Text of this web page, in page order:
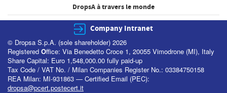
DropsA à travers le monde
Company Intranet
© Dropsa S.p.A. (sole shareholder) 2026
Registered Office: Via Benedetto Croce 1, 20055 Vimodrone (MI), Italy
Share Capital: Euro 1,548,000.00 fully paid-up
Tax Code / VAT No. / Milan Companies Register No.: 03384750158
REA Milan: MI-931863 — Certified Email (PEC):
dropsa@pcert.postecert.it